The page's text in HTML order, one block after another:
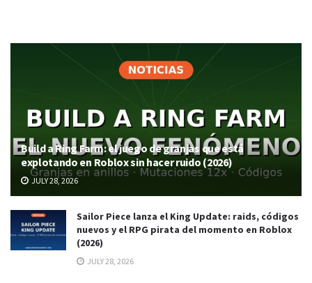
Build a Ring Farm: el juego de granjas que está
explotando en Roblox sin hacer ruido (2026)
JULY 28, 2026
Sailor Piece lanza el King Update: raids, códigos
nuevos y el RPG pirata del momento en Roblox
(2026)
JULY 28, 2026